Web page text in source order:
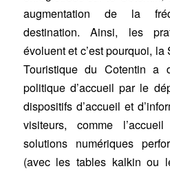
augmentation de la
destination. Ainsi, les
évoluent et c’est pourquoi,
Touristique du Cotentin a
politique d’accueil par le
dispositifs d’accueil et
visiteurs, comme
solutions numériques
(avec les tables kalkin ou